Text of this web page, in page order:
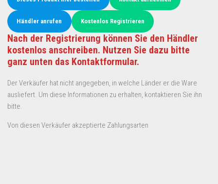
Händler anrufen Kostenlos Registrieren
Nach der Registrierung können Sie den Händler
kostenlos anschreiben. Nutzen Sie dazu bitte
ganz unten das Kontaktformular.
Der Verkäufer hat nicht angegeben, in welche Länder er die Ware
ausliefert. Um diese Informationen zu erhalten, kontaktieren Sie ihn
bitte.
Von diesen Verkäufer akzeptierte Zahlungsarten